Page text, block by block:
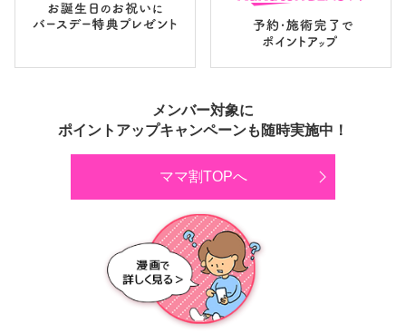
メンバー対象に
ポイントアップキャンペーンも随時実施中！
ママ割TOPへ